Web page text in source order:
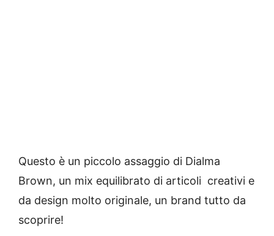
Questo è un piccolo assaggio di Dialma
Brown, un mix equilibrato di articoli creativi e
da design molto originale, un brand tutto da
scoprire!